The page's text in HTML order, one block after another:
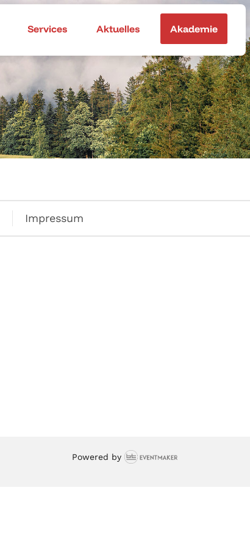
Services Aktuelles Akademie
Impressum
Powered by